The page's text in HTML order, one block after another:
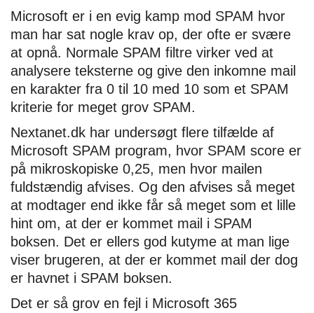
Microsoft er i en evig kamp mod SPAM hvor
man har sat nogle krav op, der ofte er svære
at opnå. Normale SPAM filtre virker ved at
analysere teksterne og give den inkomne mail
en karakter fra 0 til 10 med 10 som et SPAM
kriterie for meget grov SPAM.
Nextanet.dk har undersøgt flere tilfælde af
Microsoft SPAM program, hvor SPAM score er
på mikroskopiske 0,25, men hvor mailen
fuldstændig afvises. Og den afvises så meget
at modtager end ikke får så meget som et lille
hint om, at der er kommet mail i SPAM
boksen. Det er ellers god kutyme at man lige
viser brugeren, at der er kommet mail der dog
er havnet i SPAM boksen.
Det er så grov en fejl i Microsoft 365